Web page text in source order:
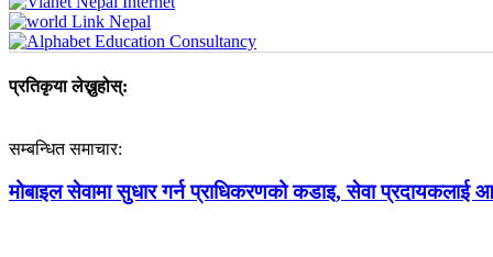
प्रतिकृया लेख्नुहोस्:
सम्बन्धित समाचार:
मोबाइल सेवामा सुधार गर्न प्राधिकरणको कडाइ, सेवा प्रदायकलाई